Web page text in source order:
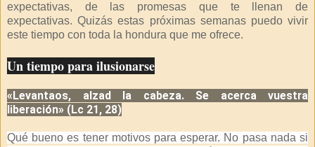
expectativas, de las promesas que te llenan de
expectativas. Quizás estas próximas semanas puedo vivir
este tiempo con toda la hondura que me ofrece.
Un tiempo para ilusionarse
«Levantaos, alzad la cabeza. Se acerca vuestra
liberación» (Lc 21, 28)
Qué bueno es tener motivos para esperar. No pasa nada si